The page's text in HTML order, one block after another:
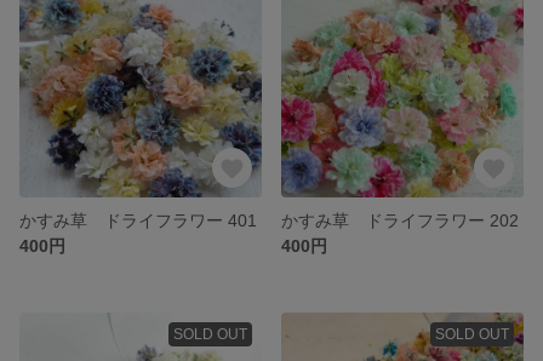
かすみ草 ドライフラワー 401
400円
かすみ草 ドライフラワー 202
400円
SOLD OUT SOLD OUT